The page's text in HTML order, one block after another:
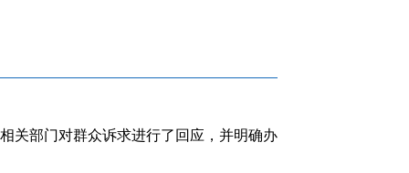
关部门对群众诉求进行了回应，并明确办